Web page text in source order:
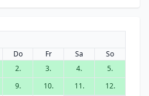
Do Fr Sa
So
2. 3. 4.
5.
9. 10. 11.
12.